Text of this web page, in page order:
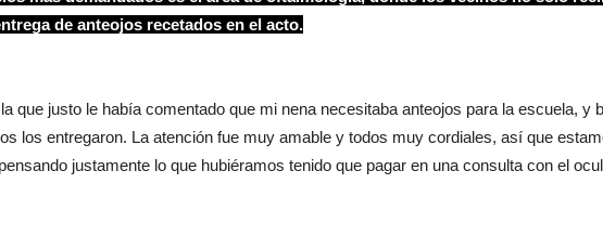
de anteojos recetados en el acto.
que justo le había comentado que mi nena necesitaba anteojos para la escuela, y
los entregaron. La atención fue muy amable y todos muy cordiales, así que
justamente lo que hubiéramos tenido que pagar en una consulta con el